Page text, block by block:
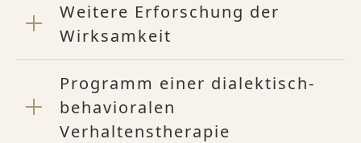
Weitere Erforschung der
Wirksamkeit
Programm einer dialektisch-
behavioralen
Verhaltenstherapie